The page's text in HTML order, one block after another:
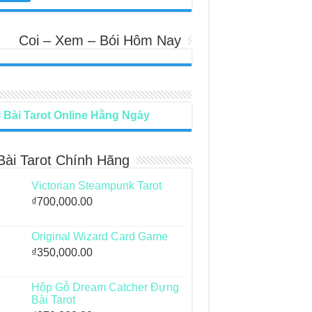
Coi – Xem – Bói Hôm Nay
Bài Tarot Online Hằng Ngày
Tarot Chính Hãng
Victorian Steampunk Tarot
₫700,000.00
Original Wizard Card Game
₫350,000.00
Hộp Gỗ Dream Catcher Đựng
Bài Tarot